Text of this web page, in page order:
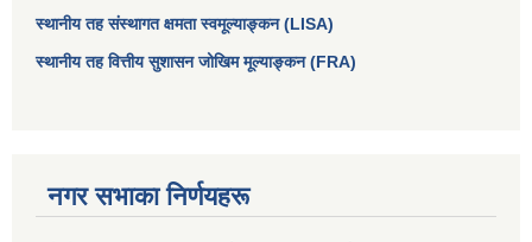
स्थानीय तह संस्थागत क्षमता स्वमूल्याङ्कन (LISA)
स्थानीय तह वित्तीय सुशासन जोखिम मूल्याङ्कन (FRA)
नगर सभाका निर्णयहरू